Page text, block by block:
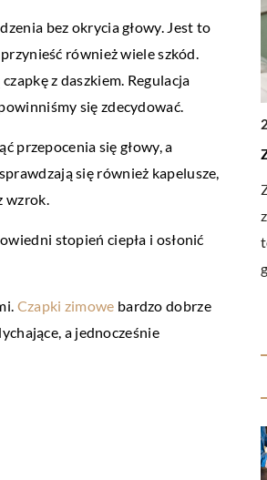
bez okrycia głowy. Jest to
również wiele szkód.
z daszkiem. Regulacja
się zdecydować.
przepocenia się głowy, a
się również kapelusze,
wzrok.
stopień ciepła i osłonić
Czapki zimowe bardzo dobrze
a jednocześnie
I TECHNIKA
celu przeprowadza się badania
się różnego rodzaju niezgodności.
je wykryć i wyeliminować już na etapie